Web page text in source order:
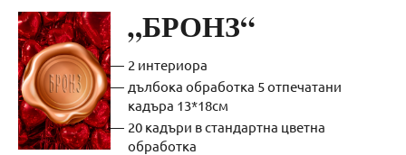
„БРОНЗ“
2 интериора
дълбока обработка 5 отпечатани
кадъра 13*18см
20 кадъри в стандартна цветна
обработка